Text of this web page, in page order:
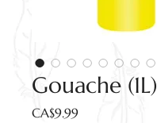
Gouache (1L)
CA$9.99Price